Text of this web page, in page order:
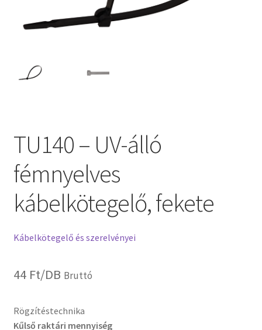
TU140 – UV-álló
fémnyelves
kábelkötegelő, fekete
Kábelkötegelő és szerelvényei
44 Ft/DB Bruttó
Rögzítéstechnika
Kűlső raktári mennyiség